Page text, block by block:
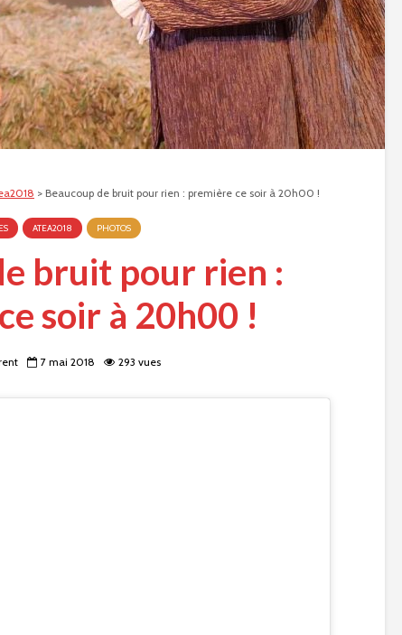
> Beaucoup de bruit pour rien : première ce soir à 20h00 !
ATEA2018 PHOTOS
bruit pour rien :
soir à 20h00 !
7 mai 2018 293 vues